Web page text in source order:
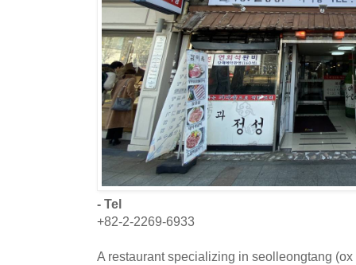
- Tel
+82-2-2269-6933
A restaurant specializing in seolleongtang